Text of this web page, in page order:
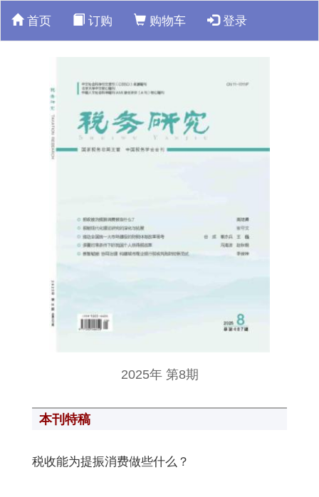
首页 订购 购物车 登录
2025年 第8期
本刊特稿
税收能为提振消费做些什么？